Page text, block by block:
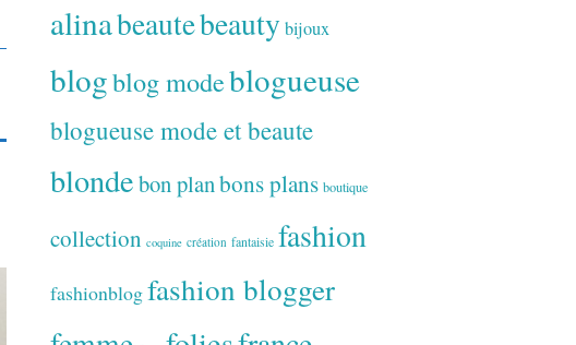
alinabeautebeauty bijoux
blogblog modeblogueuse
blogueuse mode et beaute
blondebon planbons plans boutique
collection coquine création fantaisie fashion
fashionblogfashion blogger